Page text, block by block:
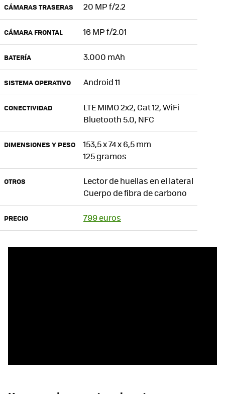
CÁMARAS TRASERAS 20 MP f/2.2
CÁMARA FRONTAL 16 MP f/2.01
BATERÍA 3.000 mAh
SISTEMA OPERATIVO Android 11
CONECTIVIDAD
LTE MIMO 2x2, Cat 12, WiFi
Bluetooth 5.0, NFC
DIMENSIONES Y PESO
153,5 x 74 x 6,5 mm
125 gramos
OTROS
Lector de huellas en el lateral
Cuerpo de fibra de carbono
PRECIO 799 euros